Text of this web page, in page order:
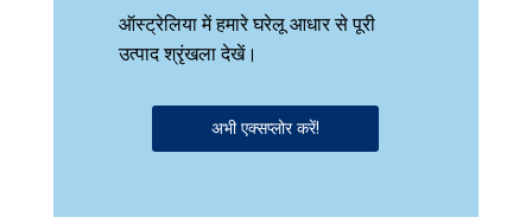
ऑस्ट्रेलिया में हमारे घरेलू आधार से पूरी
उत्पाद श्रृंखला देखें।
अभी एक्सप्लोर करें!